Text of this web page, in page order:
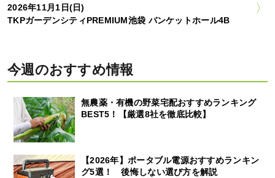
2026年11月1日(日)
TKPガーデンシティPREMIUM池袋 バンケットホール4B
今週のおすすめ情報
無農薬・有機の野菜宅配おすすめランキング
BEST5！【厳選8社を徹底比較】
【2026年】ポータブル電源おすすめランキン
グ5選！ 後悔しない選び方を解説